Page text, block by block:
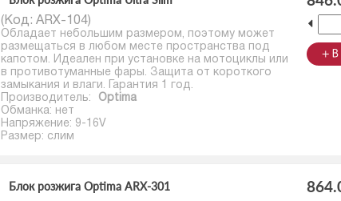
(Код:ARX-104)
Обладает небольшим размером, поэтому может
размещаться в любом месте пространства под
капотом. Идеален при установке на мотоциклы или
в противотуманные фары. Защита от короткого
замыкания и влаги. Гарантия 1 год.
Производитель:
Optima
Обманка: нет
Напряжение: 9-16V
Размер: слим
Блок розжига Optima ARX-301